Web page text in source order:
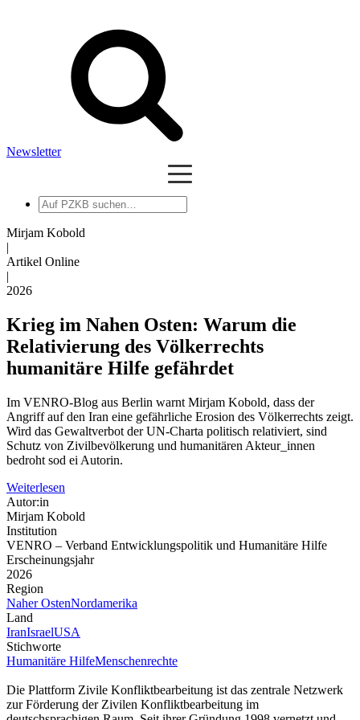
Newsletter
Auf
PZKB
suchen
Mirjam Kobold
|
Artikel Online
|
2026
Krieg im Nahen Osten: Warum die
Relativierung des Völkerrechts
humanitäre Hilfe gefährdet
Im VENRO-Blog aus Berlin warnt Mirjam Kobold, dass der
Angriff auf den Iran eine gefährliche Erosion des Völkerrechts zeigt.
Wird das Gewaltverbot der UN-Charta politisch relativiert, sind
Schutz von Zivilbevölkerung und humanitären Akteur_innen
bedroht sod ei Autorin.
Weiterlesen
Autor:in
Mirjam Kobold
Institution
VENRO – Verband Entwicklungspolitik und Humanitäre Hilfe
Erscheinungsjahr
2026
Region
Naher OstenNordamerika
Land
IranIsraelUSA
Stichworte
Humanitäre HilfeMenschenrechte
Die Plattform Zivile Konfliktbearbeitung ist das zentrale Netzwerk
zur Förderung der Zivilen Konfliktbearbeitung im